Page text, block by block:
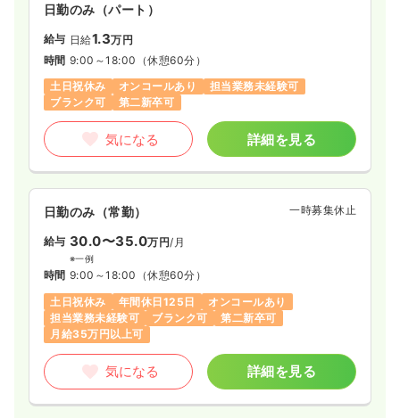
日勤のみ（パート）
給与 日給1.3万円
時間 9:00～18:00 （休憩60分）
土日祝休み
オンコールあり
担当業務未経験可
ブランク可
第二新卒可
気になる 詳細を見る
日勤のみ（常勤） 一時募集休止
給与 30.0〜35.0万円/月
※一例
時間 9:00～18:00 （休憩60分）
土日祝休み
年間休日125日
オンコールあり
担当業務未経験可
ブランク可
第二新卒可
月給35万円以上可
気になる 詳細を見る